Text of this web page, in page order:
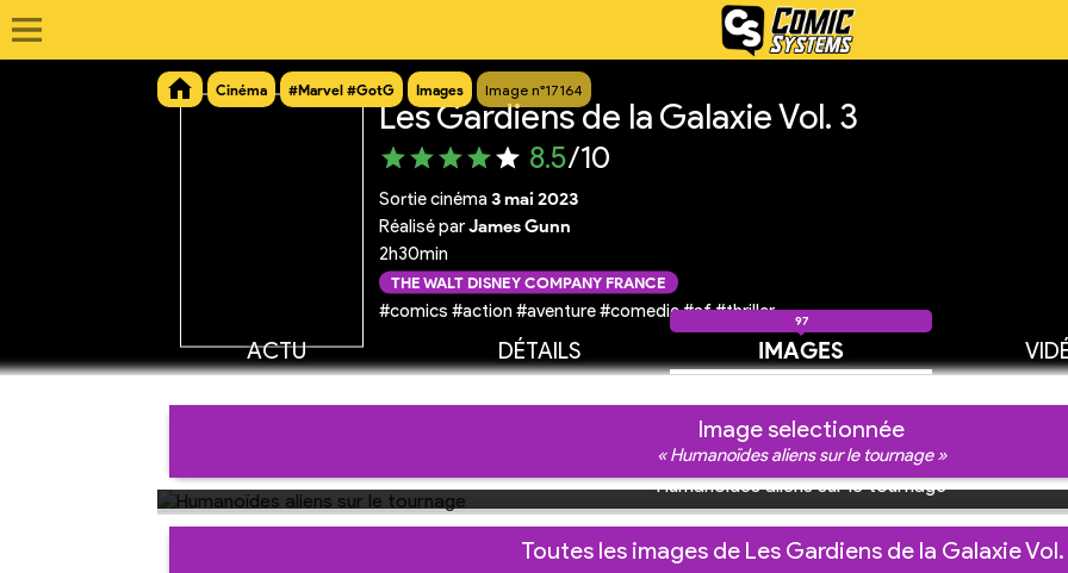
Cinéma #Marvel #GotG Images Image n°17164
Les Gardiens de la Galaxie Vol. 3
8.5/10
Sortie cinéma 3 mai 2023
Réalisé parJames Gunn
2h30min
THE WALT DISNEY COMPANY FRANCE
#comics #action #aventure #comedie #sf #thriller
ACTU DÉTAILS IMAGES
97
Image selectionnée
« Humanoïdes aliens sur le tournage »
Humanoïdes aliens sur le tournage
Toutes les images de Les Gardiens de la Galaxie Vol.